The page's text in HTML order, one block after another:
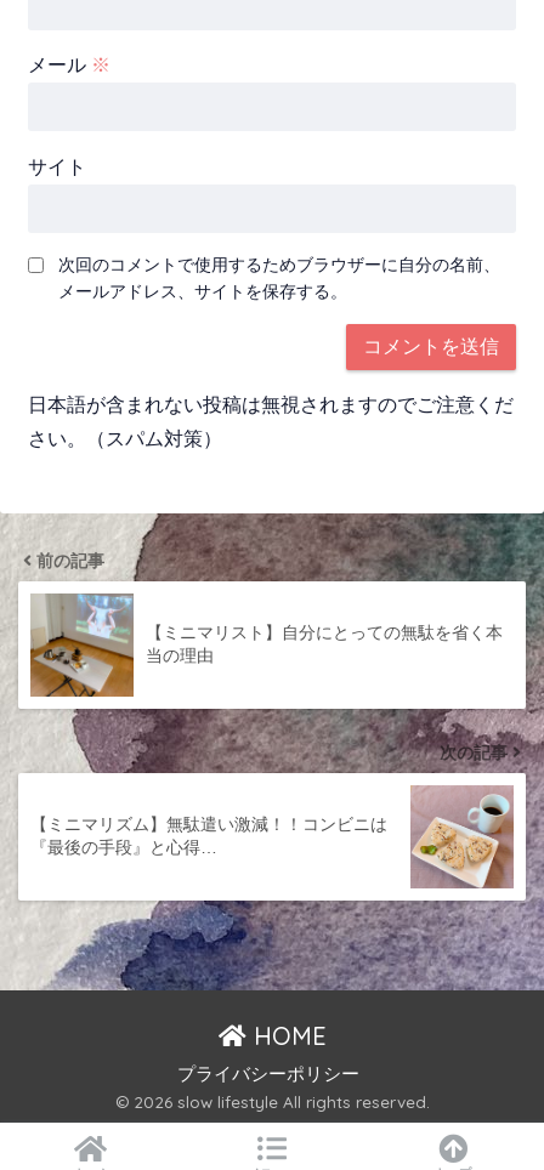
メール ※
サイト
次回のコメントで使用するためブラウザーに自分の名前、
メールアドレス、サイトを保存する。
日本語が含まれない投稿は無視されますのでご注意くだ
さい。（スパム対策）
前の記事
【ミニマリスト】自分にとっての無駄を省く本
当の理由
次の記事
【ミニマリズム】無駄遣い激減！！コンビニは
『最後の手段』と心得…
HOME
プライバシーポリシー
© 2026 slow lifestyle All rights reserved.